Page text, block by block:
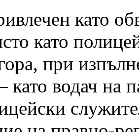
като
като
при
като водач на